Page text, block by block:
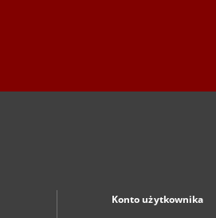
Konto użytkownika